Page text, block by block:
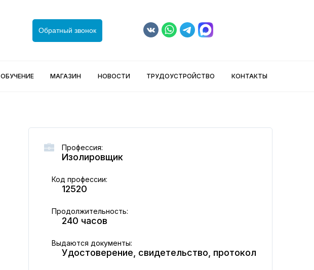
Обратный звонок
ОБУЧЕНИЕ МАГАЗИН НОВОСТИ ТРУДОУСТРОЙСТВО КОНТАКТЫ
Профессия:
Изолировщик
Код профессии:
12520
Продолжительность:
240 часов
Выдаются документы:
Удостоверение, свидетельство, протокол